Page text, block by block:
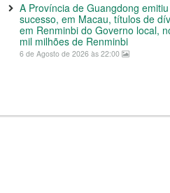
A Província de Guangdong
sucesso, em Macau, títulos de
em Renminbi do Governo local,
mil milhões de Renminbi
6 de Agosto de 2026 às 22:00